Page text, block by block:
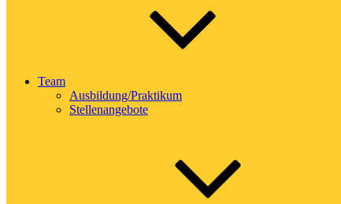
Team
Ausbildung/Praktikum
Stellenangebote